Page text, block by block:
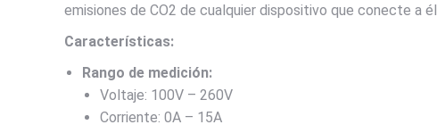
emisiones de CO2 de cualquier dispositivo que conecte a él.
Características:
Rango de medición:
Voltaje: 100V – 260V
Corriente: 0A – 15A